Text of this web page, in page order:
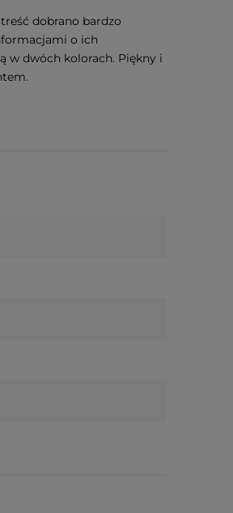
dobrano bardzo
o ich
w dwóch kolorach. Piękny i